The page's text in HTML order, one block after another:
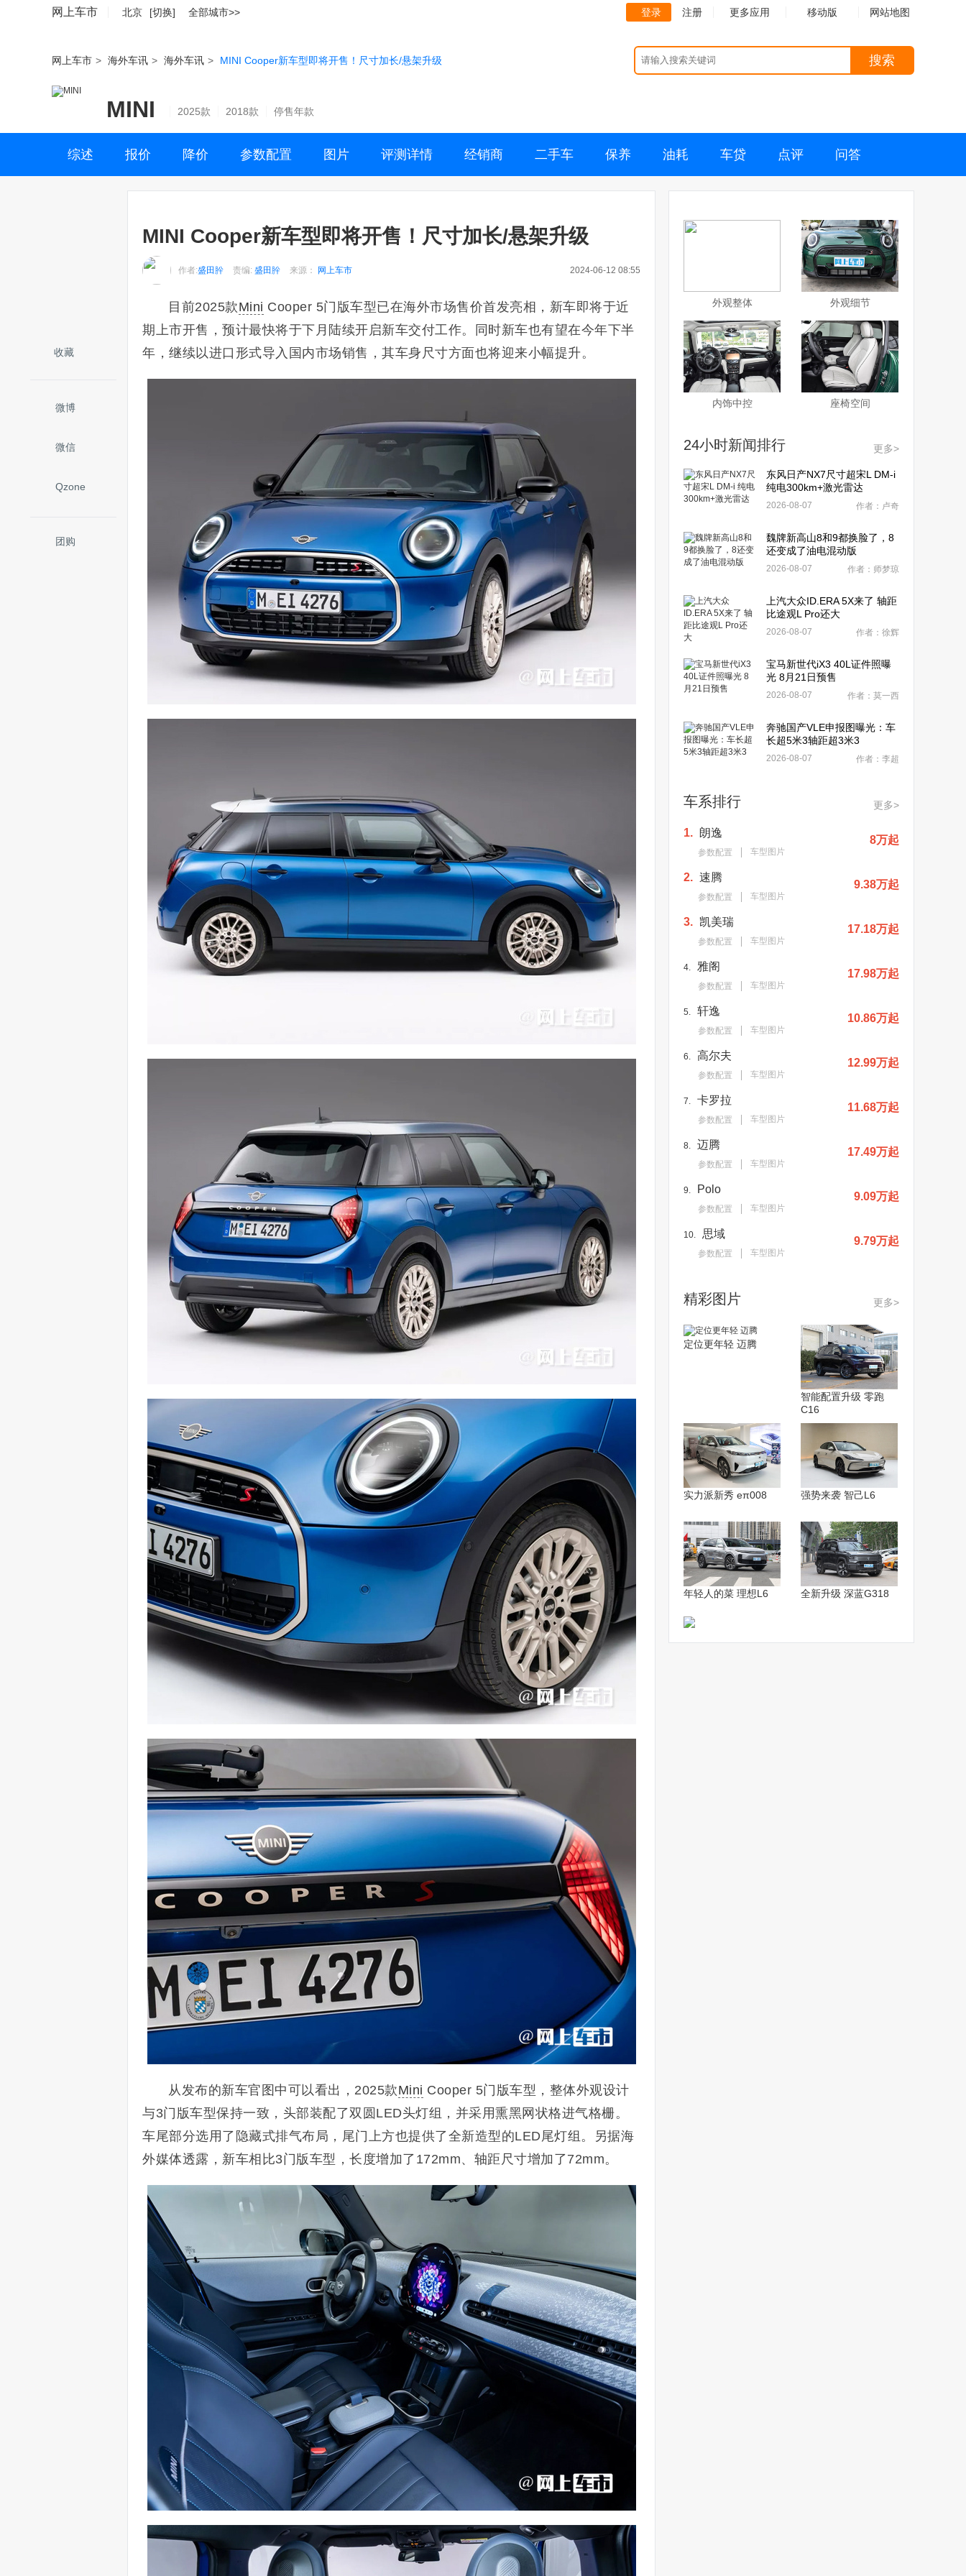
网上车市 北京 [切换] 全部城市>> 登录 注册 更多应用 移动版 网站地图
网上车市 > 海外车讯 > 海外车讯 > MINI Cooper新车型即将开售！尺寸加长/悬架升级 搜索
MINI 2025款 2018款 停售年款
综述 报价 降价 参数配置 图片 评测详情 经销商 二手车 保养 油耗 车贷 点评 问答
收藏
微博
微信
Qzone
团购
MINI Cooper新车型即将开售！尺寸加长/悬架升级
作者:盛田肸 责编: 盛田肸 来源： 网上车市 2024-06-12 08:55
目前2025款Mini Cooper 5门版车型已在海外市场售价首发亮相，新车即将于近
期上市开售，预计最快将于下月陆续开启新车交付工作。同时新车也有望在今年下半
年，继续以进口形式导入国内市场销售，其车身尺寸方面也将迎来小幅提升。
从发布的新车官图中可以看出，2025款Mini Cooper 5门版车型，整体外观设计
与3门版车型保持一致，头部装配了双圆LED头灯组，并采用熏黑网状格进气格栅。
车尾部分选用了隐藏式排气布局，尾门上方也提供了全新造型的LED尾灯组。另据海
外媒体透露，新车相比3门版车型，长度增加了172mm、轴距尺寸增加了72mm。
外观整体 外观细节
内饰中控 座椅空间
24小时新闻排行 更多>
东风日产NX7尺寸超宋L DM-i
纯电300km+激光雷达
2026-08-07 作者：卢奇
魏牌新高山8和9都换脸了，8
还变成了油电混动版
2026-08-07 作者：师梦琼
上汽大众ID.ERA 5X来了 轴距
比途观L Pro还大
2026-08-07 作者：徐辉
宝马新世代iX3 40L证件照曝
光 8月21日预售
2026-08-07 作者：莫一西
奔驰国产VLE申报图曝光：车
长超5米3轴距超3米3
2026-08-07 作者：李超
车系排行 更多>
1. 朗逸
参数配置 车型图片
8万起
2. 速腾
参数配置 车型图片
9.38万起
3. 凯美瑞
参数配置 车型图片
17.18万起
4. 雅阁
参数配置 车型图片
17.98万起
5. 轩逸
参数配置 车型图片
10.86万起
6. 高尔夫
参数配置 车型图片
12.99万起
7. 卡罗拉
参数配置 车型图片
11.68万起
8. 迈腾
参数配置 车型图片
17.49万起
9. Polo
参数配置 车型图片
9.09万起
10. 思域
参数配置 车型图片
9.79万起
精彩图片 更多>
定位更年轻 迈腾
智能配置升级 零跑
C16
实力派新秀 eπ008 强势来袭 智己L6
年轻人的菜 理想L6 全新升级 深蓝G318